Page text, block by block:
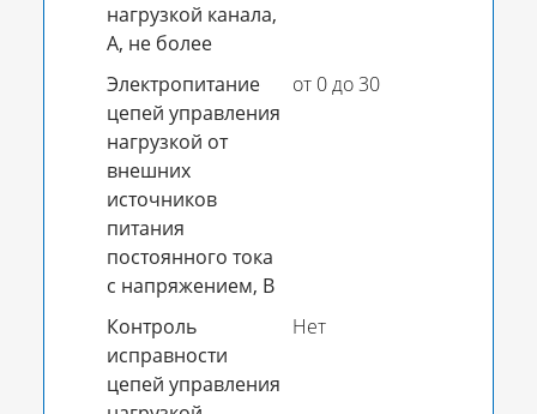
нагрузкой канала,
А, не более
Электропитание
цепей управления
нагрузкой от
внешних
источников
питания
постоянного тока
с напряжением, В
от 0 до 30
Контроль
исправности
цепей управления
Нет